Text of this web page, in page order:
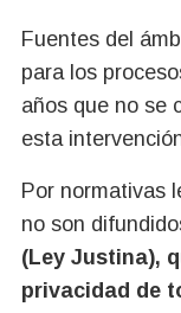
Fuentes del
para los
años que no se
esta
Por normativas
no son
(Ley Justina),
privacidad de